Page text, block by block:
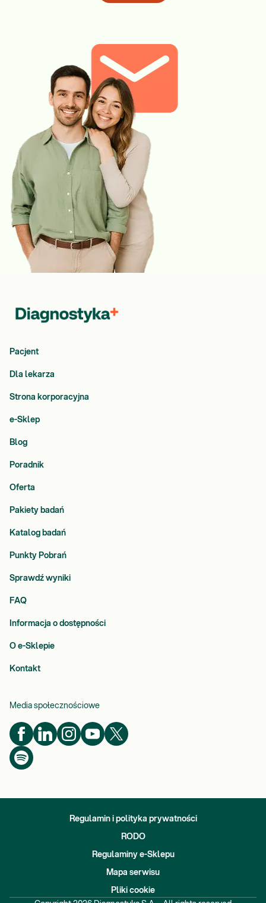
Pacjent
Dla lekarza
Strona korporacyjna
e-Sklep
Blog
Poradnik
Oferta
Pakiety badań
Katalog badań
Punkty Pobrań
Sprawdź wyniki
FAQ
Informacja o dostępności
O e-Sklepie
Kontakt
Media społecznościowe
Regulamin i polityka prywatności
RODO
Regulaminy e-Sklepu
Mapa serwisu
Pliki cookie